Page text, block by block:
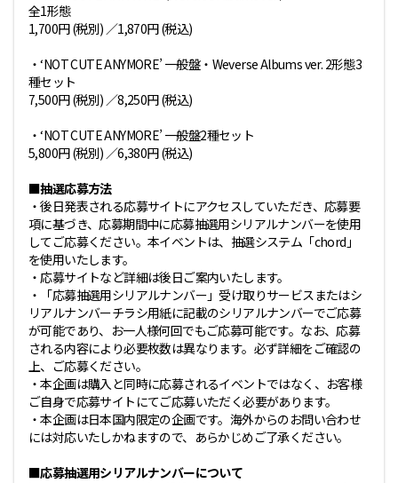
全1形態
1,700円 (税別) ／1,870円 (税込)
・‘NOT CUTE ANYMORE’ 一般盤・Weverse Albums ver. 2形態3
種セット
7,500円 (税別) ／8,250円 (税込)
・‘NOT CUTE ANYMORE’ 一般盤2種セット
5,800円 (税別) ／6,380円 (税込)
■抽選応募方法
・後日発表される応募サイトにアクセスしていただき、応募要
項に基づき、応募期間中に応募抽選用シリアルナンバーを使用
してご応募ください。本イベントは、抽選システム「chord」
を使用いたします。
・応募サイトなど詳細は後日ご案内いたします。
・「応募抽選用シリアルナンバー」受け取りサービスまたはシ
リアルナンバーチラシ用紙に記載のシリアルナンバーでご応募
が可能であり、お一人様何回でもご応募可能です。なお、応募
される内容により必要枚数は異なります。必ず詳細をご確認の
上、ご応募ください。
・本企画は購入と同時に応募されるイベントではなく、お客様
ご自身で応募サイトにてご応募いただく必要があります。
・本企画は日本国内限定の企画です。海外からのお問い合わせ
には対応いたしかねますので、あらかじめご了承ください。
■応募抽選用シリアルナンバーについて